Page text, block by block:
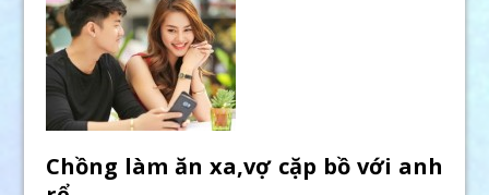
Chồng làm ăn xa,vợ cặp bồ với anh